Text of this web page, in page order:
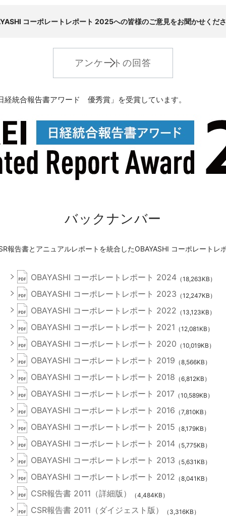
コーポレートレポート 2025への皆様のご意見をお聞かせくだ
アンケートの回答
統合報告書アワード 優秀賞」を受賞しています。
バックナンバー
報告書とアニュアルレポートを統合したOBAYASHI コーポレートレ
OBAYASHI コーポレートレポート 2024 （18,263KB）
OBAYASHI コーポレートレポート 2023 （12,247KB）
OBAYASHI コーポレートレポート 2022 （13,123KB）
OBAYASHI コーポレートレポート 2021 （12,081KB）
OBAYASHI コーポレートレポート 2020 （10,019KB）
OBAYASHI コーポレートレポート 2019 （8,566KB）
OBAYASHI コーポレートレポート 2018 （6,812KB）
OBAYASHI コーポレートレポート 2017 （10,589KB）
OBAYASHI コーポレートレポート 2016 （7,810KB）
OBAYASHI コーポレートレポート 2015 （8,179KB）
OBAYASHI コーポレートレポート 2014 （5,775KB）
OBAYASHI コーポレートレポート 2013 （5,631KB）
OBAYASHI コーポレートレポート 2012 （8,041KB）
CSR報告書 2011（詳細版） （4,484KB）
CSR報告書 2011（ダイジェスト版） （3,316KB）